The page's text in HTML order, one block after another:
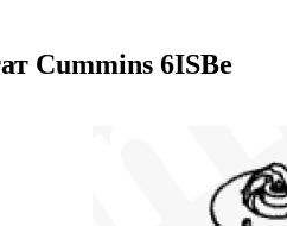
Cummins 6ISBe